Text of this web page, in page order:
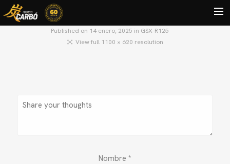
BLOG
Published on 14 enero, 2025 in GSX-R125
View full 1100 × 620 resolution
Nombre *